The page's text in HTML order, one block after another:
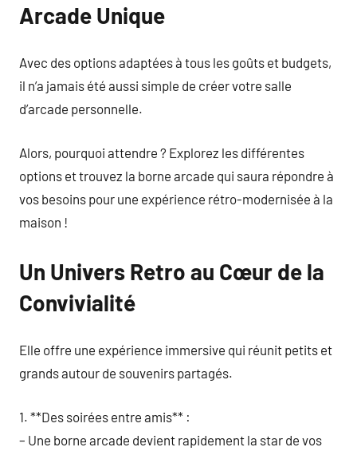
Arcade Unique
Avec des options adaptées à tous les goûts et budgets,
il n’a jamais été aussi simple de créer votre salle
d’arcade personnelle.
Alors, pourquoi attendre ? Explorez les différentes
options et trouvez la borne arcade qui saura répondre à
vos besoins pour une expérience rétro-modernisée à la
maison !
Un Univers Retro au Cœur de la
Convivialité
Elle offre une expérience immersive qui réunit petits et
grands autour de souvenirs partagés.
1. **Des soirées entre amis** :
– Une borne arcade devient rapidement la star de vos